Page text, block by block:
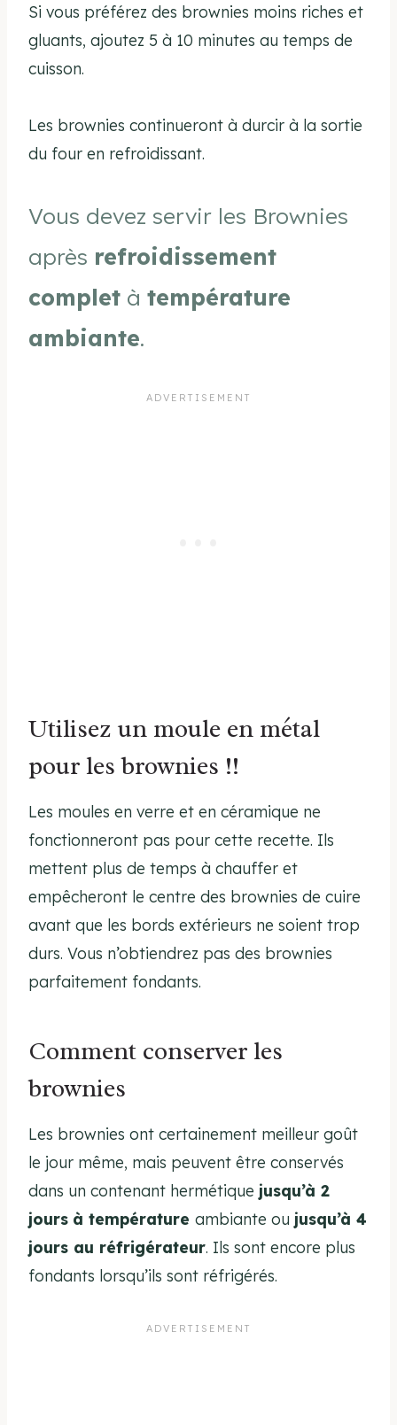
Si vous préférez des brownies moins riches et
gluants, ajoutez 5 à 10 minutes au temps de
cuisson.
Les brownies continueront à durcir à la sortie
du four en refroidissant.
Vous devez servir les Brownies
après refroidissement
complet à température
ambiante.
Utilisez un moule en métal
pour les brownies !!
Les moules en verre et en céramique ne
fonctionneront pas pour cette recette. Ils
mettent plus de temps à chauffer et
empêcheront le centre des brownies de cuire
avant que les bords extérieurs ne soient trop
durs. Vous n’obtiendrez pas des brownies
parfaitement fondants.
Comment conserver les
brownies
Les brownies ont certainement meilleur goût
le jour même, mais peuvent être conservés
dans un contenant hermétique jusqu’à 2
jours à température ambiante ou jusqu’à 4
jours au réfrigérateur. Ils sont encore plus
fondants lorsqu’ils sont réfrigérés.